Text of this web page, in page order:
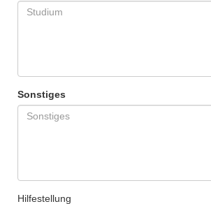
Sonstiges
Hilfestellung